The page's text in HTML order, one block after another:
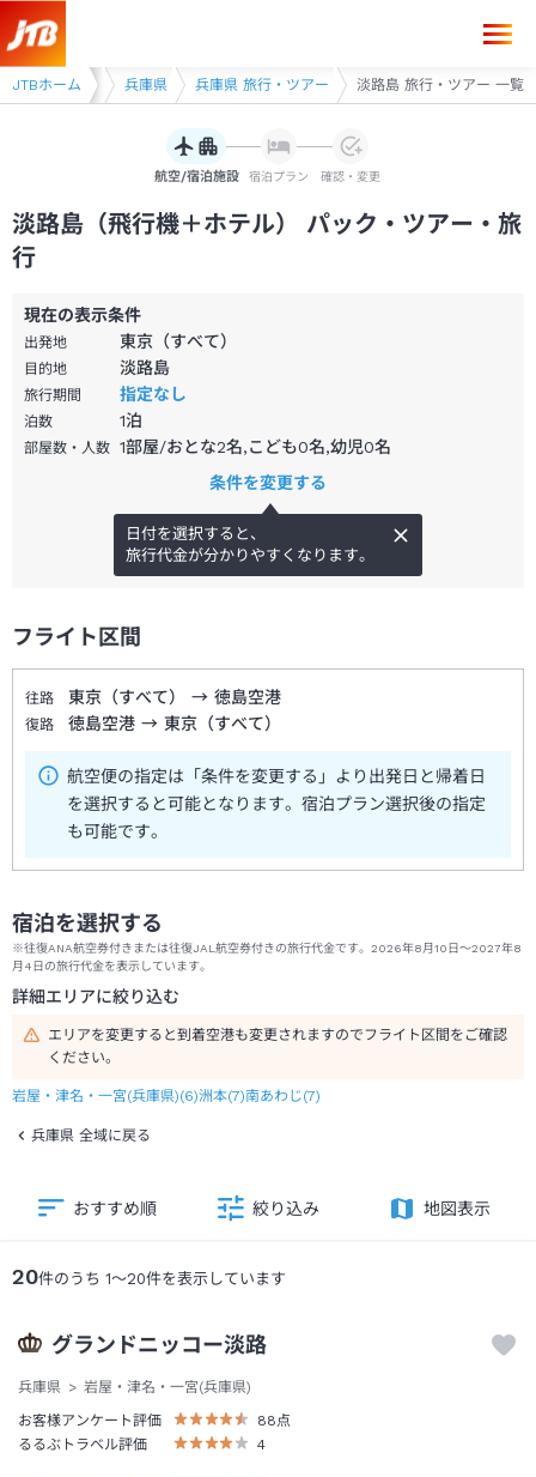
JTBホーム
アー 近畿 兵庫県 兵庫県 旅行・ツアー 淡路島 旅行・ツアー 一覧
航空/宿泊施設 宿泊プラン 確認・変更
淡路島（飛行機＋ホテル） パック・ツアー・旅
行
現在の表示条件
出発地 東京（すべて）
目的地 淡路島
旅行期間 指定なし
泊数 1泊
部屋数・人数 1部屋/おとな2名,こども0名,幼児0名
条件を変更する
日付を選択すると、
旅行代金が分かりやすくなります。
フライト区間
往路 東京（すべて） → 徳島空港
復路 徳島空港 → 東京（すべて）
航空便の指定は「条件を変更する」より出発日と帰着日
を選択すると可能となります。宿泊プラン選択後の指定
も可能です。
宿泊を選択する
※往復ANA航空券付きまたは往復JAL航空券付きの旅行代金です。2026年8月10日～2027年8
月4日の旅行代金を表示しています。
詳細エリアに絞り込む
エリアを変更すると到着空港も変更されますのでフライト区間をご確認
ください。
岩屋・津名・一宮(兵庫県)(6)洲本(7)南あわじ(7)
兵庫県 全域に戻る
20件のうち 1～20件を表示しています
おすすめ順 絞り込み 地図表示
グランドニッコー淡路
兵庫県
岩屋・津名・一宮(兵庫県)
お客様アンケート評価
88 点
るるぶトラベル評価
4